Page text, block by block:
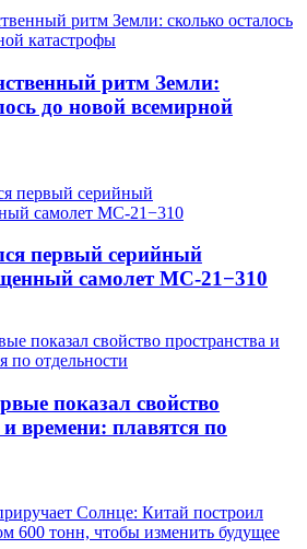
ритм Земли:
до новой всемирной
первый серийный
самолет МС-21−310
показал свойство
и времени: плавятся по